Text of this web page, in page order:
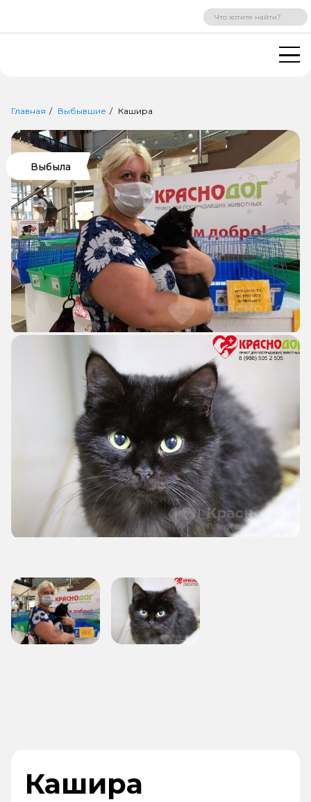
ВХОД РЕГИСТРАЦИЯ
Главная Выбывшие Кашира
Выбыла
Кашира